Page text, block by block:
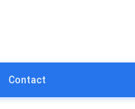
Contact